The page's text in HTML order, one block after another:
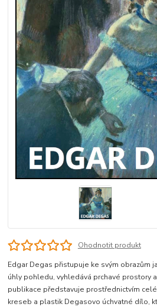
Ohodnotit produkt
Edgar Degas přistupuje ke svým obrazům
úhly pohledu, vyhledává prchavé prostory
publikace představuje prostřednictvím
kreseb a plastik Degasovo úchvatné dílo,